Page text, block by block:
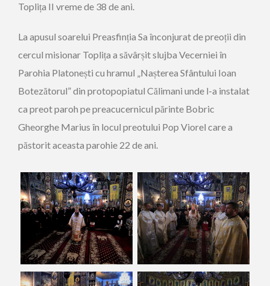
Toplița II vreme de 38 de ani.
La apusul soarelui Preasfinția Sa înconjurat de preoții din
cercul misionar Toplița a săvârșit slujba Vecerniei în
Parohia Platonești cu hramul „Nașterea Sfântului Ioan
Botezătorul” din protopopiatul Călimani unde l-a instalat
ca preot paroh pe preacucernicul părinte Bobric
Gheorghe Marius în locul preotului Pop Viorel care a
păstorit aceasta parohie 22 de ani.